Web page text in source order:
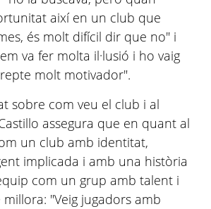
així en un club que
és molt difícil dir que no" i
va fer molta il·lusió i ho vaig
molt motivador".
sobre com veu el club i al
assegura que en quant al
un club amb identitat,
implicada i amb una història
com un grup amb talent i
"Veig jugadors amb